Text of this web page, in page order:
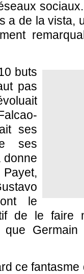
a de la vista,
buts
pas
ses
ses
donne
le
de le faire
ce